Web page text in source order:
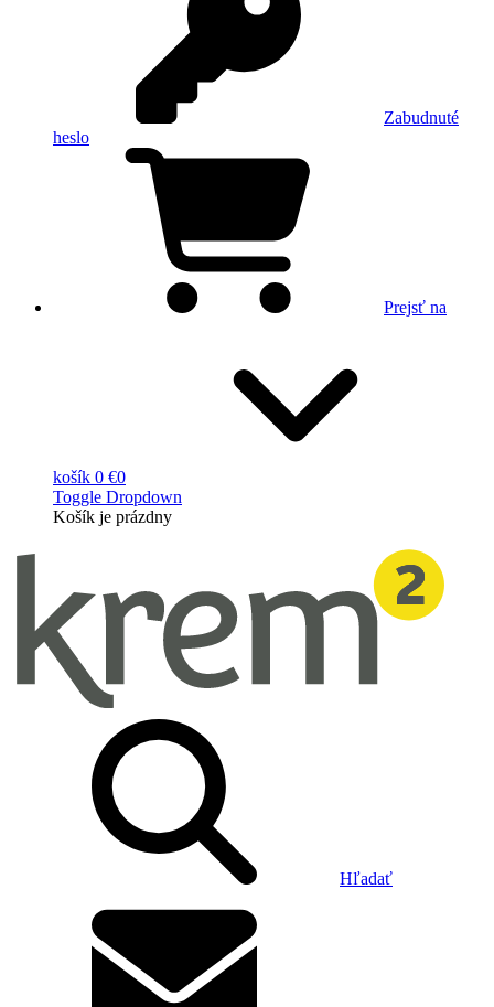
Zabudnuté
heslo
Prejsť na
košík 0 €0
Toggle Dropdown
Košík je prázdny
Hľadať